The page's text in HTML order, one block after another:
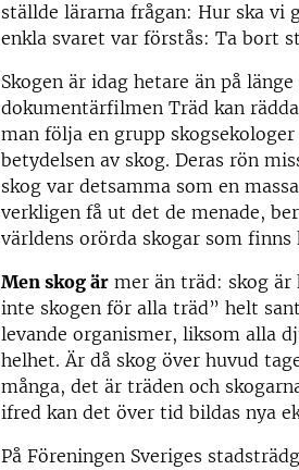
ställde lärarna frågan: Hur ska vi
enkla svaret var förstås: Ta bort
Skogen är idag hetare än på
dokumentärfilmen Träd kan
man följa en grupp
betydelsen av skog. Deras rön
skog var detsamma som en
verkligen få ut det de menade,
världens orörda skogar som finns
Men skog är mer än träd: skog är
inte skogen för alla träd” helt
levande organismer, liksom alla
helhet. Är då skog över huvud
många, det är träden och
ifred kan det över tid bildas nya
På Föreningen Sveriges